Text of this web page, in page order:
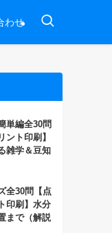
わせ
単編全30問
ント印刷】
雑学＆豆知
全30問【点
印刷】水分
まで（解説